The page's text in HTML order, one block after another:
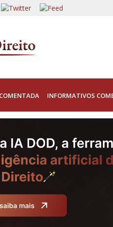
INFORMATIVOS